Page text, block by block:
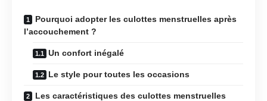
Pourquoi adopter les culottes menstruelles après
l’accouchement ?
Un confort inégalé
Le style pour toutes les occasions
Les caractéristiques des culottes menstruelles